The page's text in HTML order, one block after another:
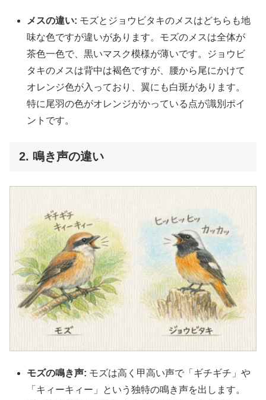
メスの違い: モズとジョウビタキのメスはどちらも地
味な色ですが違いがあります。モズのメスは全体が
茶色一色で、黒いマスク模様が薄いです。ジョウビ
タキのメスは背中は褐色ですが、腰から尾にかけて
オレンジ色が入っており、翼にも白斑があります。
特に尾羽の色がオレンジがかっている点が識別ポイ
ントです。
2. 鳴き声の違い
モズの鳴き声: モズは高く甲高い声で「ギチギチ」や
「キィーキィー」という独特の鳴き声を出します。